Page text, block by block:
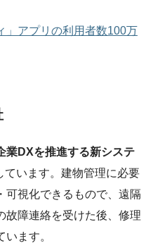
」アプリの利用者数100万
業DXを推進する新システ
ています。建物管理に必要
可視化できるもので、遠隔
故障連絡を受けた後、修理
ます。